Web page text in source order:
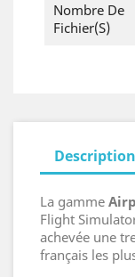
Nombre De
Fichier(s)
Description
La gamme
Flight
achevée une
français les